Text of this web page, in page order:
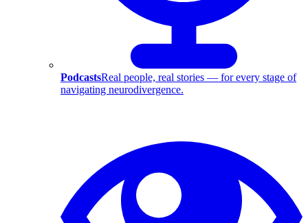
PodcastsReal people, real stories — for every stage of
navigating neurodivergence.